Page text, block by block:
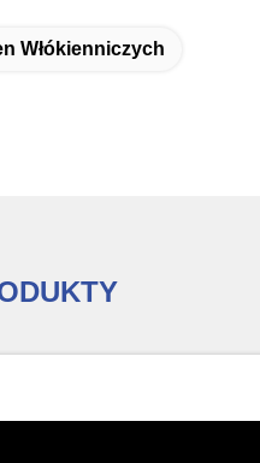
Włókienniczych